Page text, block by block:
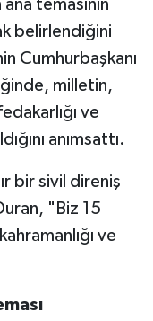
temasının
belirlendiğini
Cumhurbaşkanı
milletin,
ve
anımsattı.
bir sivil direniş
"Biz 15
ve